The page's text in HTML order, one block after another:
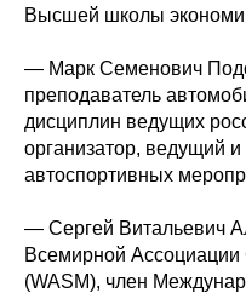
Высшей школы
— Марк Семенович
преподаватель
дисциплин ведущих
организатор, ведущий
автоспортивных
— Сергей Витальевич
Всемирной
(WASM), член